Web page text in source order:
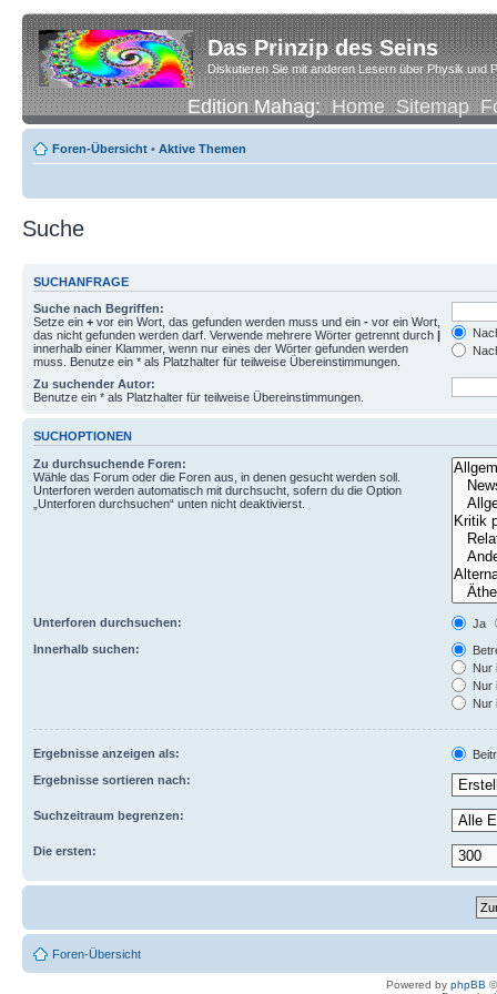
Das Prinzip des Seins
Diskutieren Sie mit anderen Lesern über Physik und
Edition Mahag:Home Sitemap
Foren-Übersicht • Aktive Themen
Suche
SUCHANFRAGE
Suche nach Begriffen:
Setze ein + vor ein Wort, das gefunden werden muss und ein - vor ein Wort,
das nicht gefunden werden darf. Verwende mehrere Wörter getrennt durch |
innerhalb einer Klammer, wenn nur eines der Wörter gefunden werden
muss. Benutze ein * als Platzhalter für teilweise Übereinstimmungen.
Zu suchender Autor:
Benutze ein * als Platzhalter für teilweise Übereinstimmungen.
SUCHOPTIONEN
Zu durchsuchende Foren:
Wähle das Forum oder die Foren aus, in denen gesucht werden soll.
Unterforen werden automatisch mit durchsucht, sofern du die Option
„Unterforen durchsuchen“ unten nicht deaktivierst.
Unterforen durchsuchen:
Ja
Innerhalb suchen:
Nur
Nur
Nur
Ergebnisse anzeigen als:
Ergebnisse sortieren nach:
Suchzeitraum begrenzen:
Die ersten:
Foren-Übersicht
Powered by phpBB